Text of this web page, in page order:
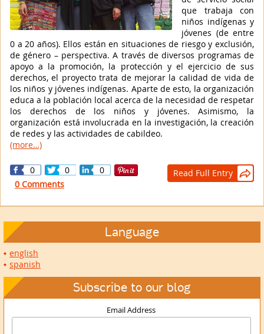
que trabaja con
niños indígenas y
jóvenes (de entre
0 a 20 años). Ellos están en situaciones de riesgo y exclusión,
de género – perspectiva. A través de diversos programas de
apoyo a la promoción, la protección y el ejercicio de sus
derechos, el proyecto trata de mejorar la calidad de vida de
los niños y jóvenes indígenas. Aparte de esto, la organización
educa a la población local acerca de la necesidad de respetar
los derechos de los niños y jóvenes. Asimismo, la
organización está involucrada en la investigación, la creación
de redes y las actividades de cabildeo.
(more…)
0 0 0 Read Full Entry 
0 Comments
Language
english
spanish
Subscribe to our blog
Email Address